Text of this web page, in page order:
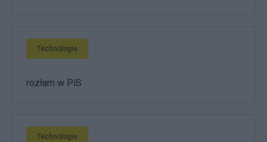
Technologie
rozłam w PiS
Technologie